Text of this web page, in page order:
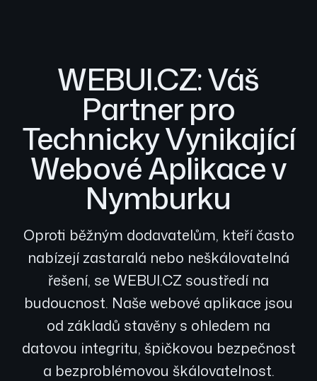
WEBUI.CZ: Váš
Partner pro
Technicky Vynikající
Webové Aplikace v
Nymburku
Oproti běžným dodavatelům, kteří často
nabízejí zastaralá nebo neškálovatelná
řešení, se WEBUI.CZ soustředí na
budoucnost. Naše webové aplikace jsou
od základů stavěny s ohledem na
datovou integritu, špičkovou bezpečnost
a bezproblémovou škálovatelnost.